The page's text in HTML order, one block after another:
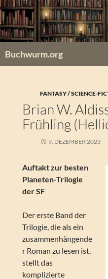
Zum
Inhalt
springen
Buchwurm.org
FANTASY / SCIENCE-
Brian W.
Frühling
9. DEZEMBER 2023
Auftakt zur besten
Planeten-Trilogie
der SF
Der erste Band der
Trilogie, die als ein
zusammenhängende
r Roman zu lesen ist,
stellt das
komplizierte